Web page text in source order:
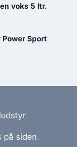
voks 5 ltr.
Power Sport
på siden.